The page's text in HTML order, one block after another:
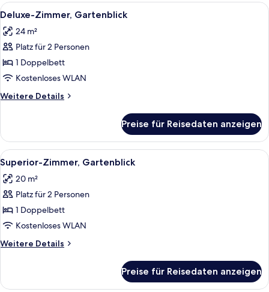
Alle
Fotos
für
Deluxe-
Zimmer,
Gartenblick
anzeigen
Ein Hotelzimmer mit einem Bett,
3
Deluxe-Zimmer, Gartenblick
24 m²
Platz für 2 Personen
1 Doppelbett
Kostenloses WLAN
Weitere Details
Weitere
Zimmer,
Gartenblick
Preise für Reisedaten anzeigen
Alle
Fotos
für
Superior-
Zimmer,
Gartenblick
anzeigen
Ein Schlafzimmer mit einem Bett,
7
Superior-Zimmer, Gartenblick
20 m²
Platz für 2 Personen
1 Doppelbett
Kostenloses WLAN
Weitere Details
Weitere
Zimmer,
Preise für Reisedaten anzeigen